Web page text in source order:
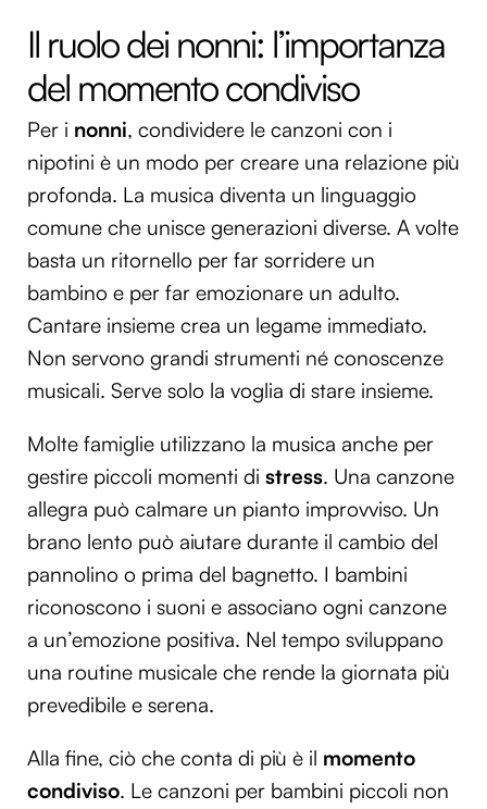
Il ruolo dei nonni: l’importanza
del momento condiviso
Per i nonni, condividere le canzoni con i
nipotini è un modo per creare una relazione più
profonda. La musica diventa un linguaggio
comune che unisce generazioni diverse. A volte
basta un ritornello per far sorridere un
bambino e per far emozionare un adulto.
Cantare insieme crea un legame immediato.
Non servono grandi strumenti né conoscenze
musicali. Serve solo la voglia di stare insieme.
Molte famiglie utilizzano la musica anche per
gestire piccoli momenti di stress. Una canzone
allegra può calmare un pianto improvviso. Un
brano lento può aiutare durante il cambio del
pannolino o prima del bagnetto. I bambini
riconoscono i suoni e associano ogni canzone
a un’emozione positiva. Nel tempo sviluppano
una routine musicale che rende la giornata più
prevedibile e serena.
Alla fine, ciò che conta di più è il momento
condiviso. Le canzoni per bambini piccoli non